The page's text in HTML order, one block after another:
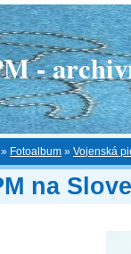
-
» Fotoalbum » Vojenská
na